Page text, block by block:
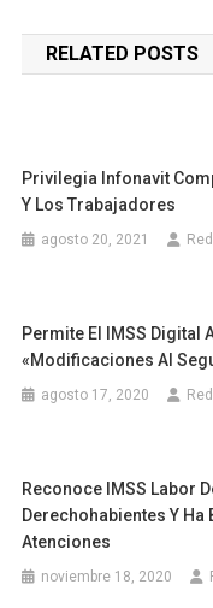
de
entradas
RELATED POSTS
Privilegia Infonavit
Y Los Trabajadores
agosto 20, 2021
Permite El IMSS Digital
«Modificaciones Al
agosto 17, 2020
Reconoce IMSS Labor
Derechohabientes Y
Atenciones
noviembre 18, 2020